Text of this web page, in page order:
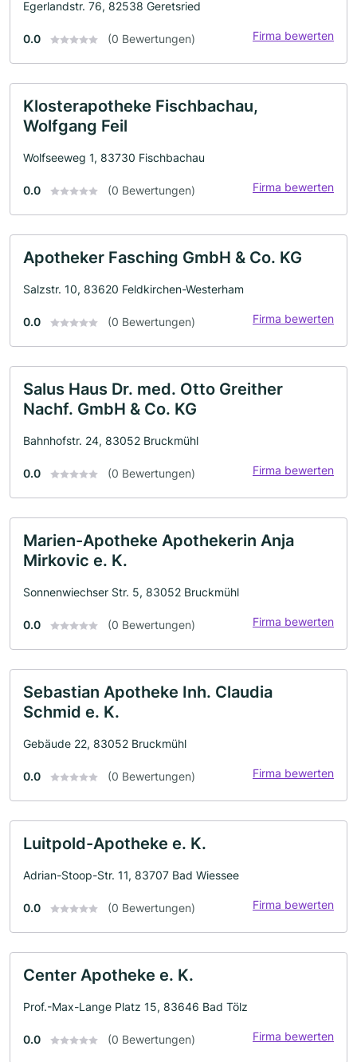
Egerlandstr. 76, 82538 Geretsried
0.0 (0 Bewertungen) Firma bewerten
Klosterapotheke Fischbachau,
Wolfgang Feil
Wolfseeweg 1, 83730 Fischbachau
0.0 (0 Bewertungen) Firma bewerten
Apotheker Fasching GmbH & Co. KG
Salzstr. 10, 83620 Feldkirchen-Westerham
0.0 (0 Bewertungen) Firma bewerten
Salus Haus Dr. med. Otto Greither
Nachf. GmbH & Co. KG
Bahnhofstr. 24, 83052 Bruckmühl
0.0 (0 Bewertungen) Firma bewerten
Marien-Apotheke Apothekerin Anja
Mirkovic e. K.
Sonnenwiechser Str. 5, 83052 Bruckmühl
0.0 (0 Bewertungen) Firma bewerten
Sebastian Apotheke Inh. Claudia
Schmid e. K.
Gebäude 22, 83052 Bruckmühl
0.0 (0 Bewertungen) Firma bewerten
Luitpold-Apotheke e. K.
Adrian-Stoop-Str. 11, 83707 Bad Wiessee
0.0 (0 Bewertungen) Firma bewerten
Center Apotheke e. K.
Prof.-Max-Lange Platz 15, 83646 Bad Tölz
0.0 (0 Bewertungen) Firma bewerten